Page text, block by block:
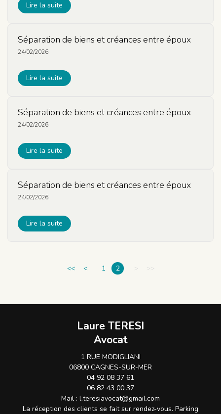
Lire la suite
Séparation de biens et créances entre époux
24/02/2026
Lire la suite
Séparation de biens et créances entre époux
24/02/2026
Lire la suite
Séparation de biens et créances entre époux
24/02/2026
Lire la suite
<< < 1 2 > >>
Laure TERESI
Avocat
1 RUE MODIGLIANI
06800 CAGNES-SUR-MER
04 92 08 37 61
06 82 43 00 37
Mail : l.teresiavocat@gmail.com
La réception des clients se fait sur rendez-vous. Parking